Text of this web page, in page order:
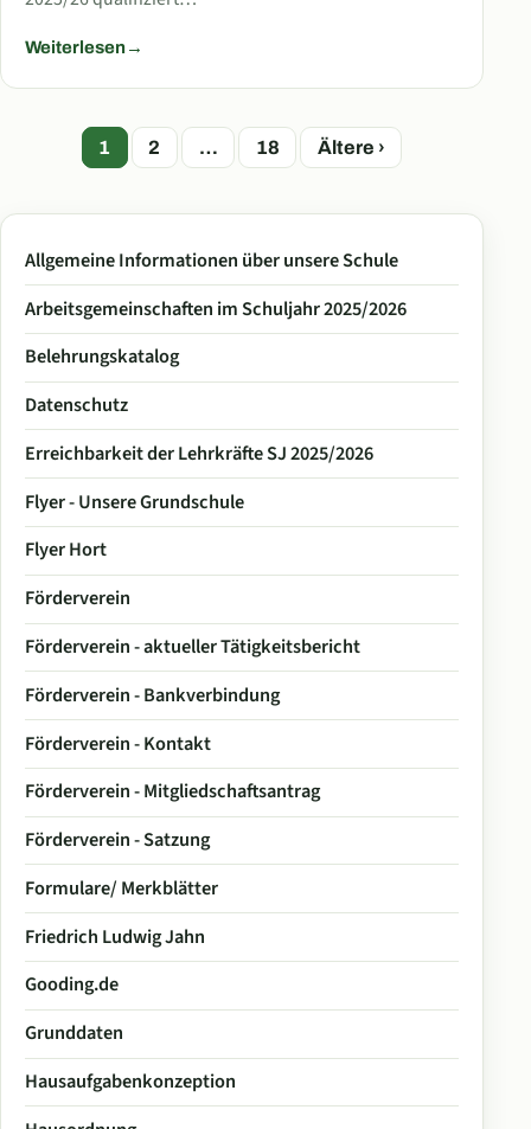
Weiterlesen
Seitennummerierung
der
Beiträge
1 2 … 18 Ältere ›
Allgemeine Informationen über unsere Schule
Arbeitsgemeinschaften im Schuljahr 2025/2026
Belehrungskatalog
Datenschutz
Erreichbarkeit der Lehrkräfte SJ 2025/2026
Flyer - Unsere Grundschule
Flyer Hort
Förderverein
Förderverein - aktueller Tätigkeitsbericht
Förderverein - Bankverbindung
Förderverein - Kontakt
Förderverein - Mitgliedschaftsantrag
Förderverein - Satzung
Formulare/ Merkblätter
Friedrich Ludwig Jahn
Gooding.de
Grunddaten
Hausaufgabenkonzeption